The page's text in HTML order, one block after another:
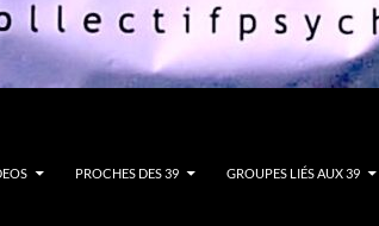
PROCHES DES 39 GROUPES LIÉS AUX 39